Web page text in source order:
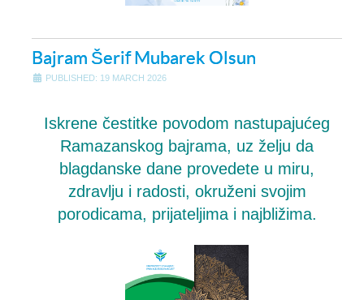
Bajram Šerif Mubarek Olsun
PUBLISHED: 19 MARCH 2026
Iskrene čestitke povodom nastupajućeg
Ramazanskog bajrama, uz želju da
blagdanske dane provedete u miru,
zdravlju i radosti, okruženi svojim
porodicama, prijateljima i najbližima.